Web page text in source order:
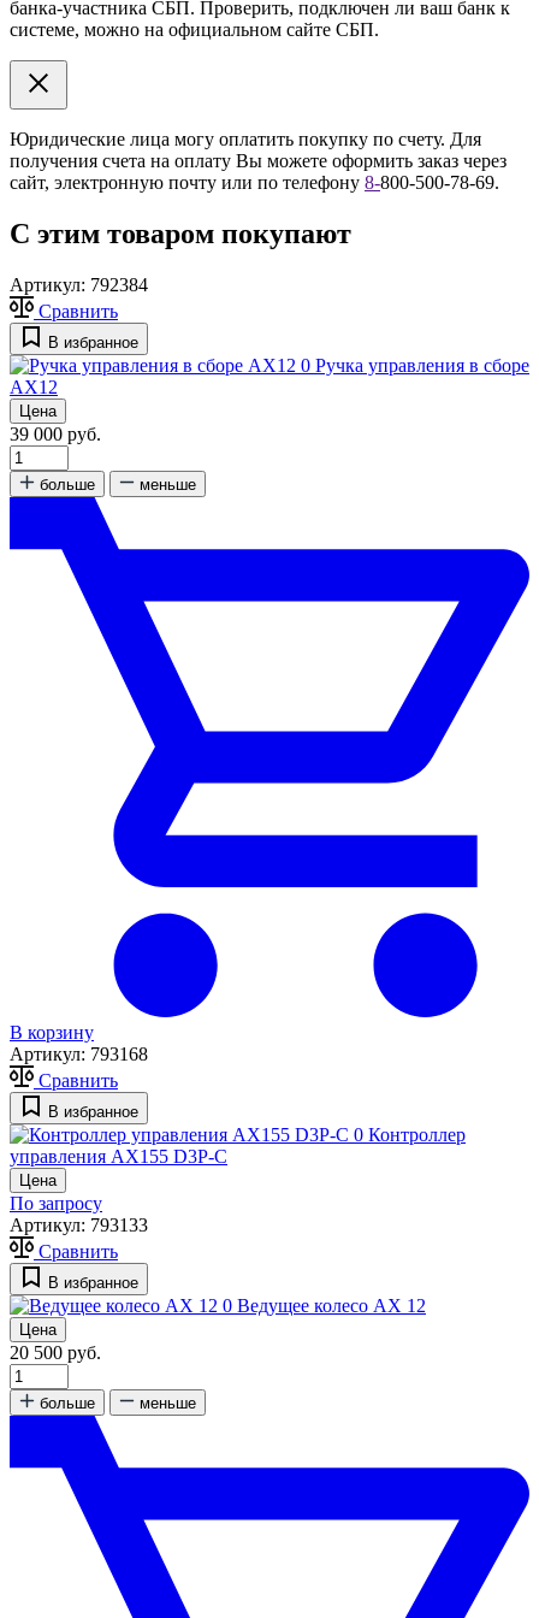
банка-участника СБП. Проверить, подключен ли ваш банк к
системе, можно на официальном сайте СБП.
Юридические лица могу оплатить покупку по счету. Для
получения счета на оплату Вы можете оформить заказ через
сайт, электронную почту или по телефону 8-800-500-78-69.
С этим товаром покупают
Артикул: 792384
Сравнить
В избранное
0 Ручка управления в сборе
АХ12
Цена
39 000 руб.
больше меньше
В корзину
Артикул: 793168
Сравнить
В избранное
0 Контроллер
управления AX155 D3P-C
Цена
По запросу
Артикул: 793133
Сравнить
В избранное
0 Ведущее колесо AX 12
Цена
20 500 руб.
больше меньше